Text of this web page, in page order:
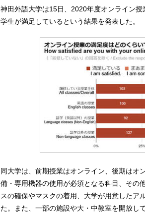
神田外語大学は15日、2020年度オンライン
学生が満足しているという結果を発表した。
同大学は、前期授業はオンライン、後期はオ
備・専用機器の使用が必須となる科目、その
スの確保やマスクの着用、大学が用意したア
た。また、一部の施設や大・中教室を開放し